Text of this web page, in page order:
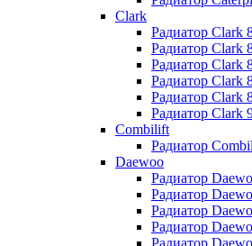
Clark
Радиатор Clark
Радиатор Clark
Радиатор Clark
Радиатор Clark
Радиатор Clark
Радиатор Clark
Combilift
Радиатор
Daewoo
Радиатор
Радиатор
Радиатор
Радиатор
Радиатор